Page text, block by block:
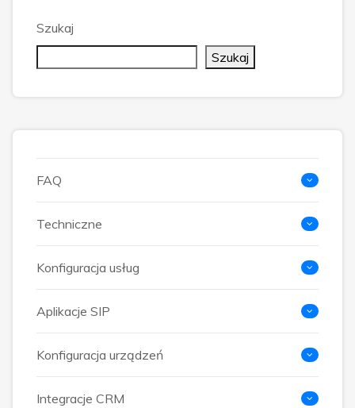
Szukaj
Szukaj
FAQ
Techniczne
Konfiguracja usług
Aplikacje SIP
Konfiguracja urządzeń
Integracje CRM